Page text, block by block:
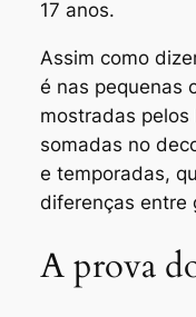
17 anos.
Assim como
é nas pequenas
mostradas
somadas no
e temporadas,
diferenças entre
A prova